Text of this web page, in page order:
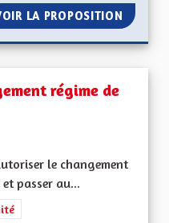
LA PROPOSITION
régime de
le changement
passer au...
: Les services publics en